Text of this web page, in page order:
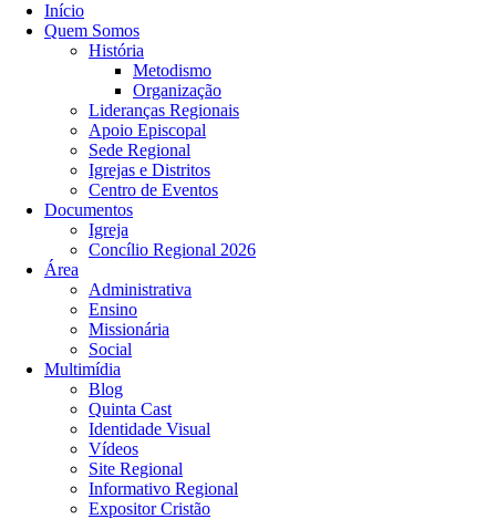
Início
Quem Somos
História
Metodismo
Organização
Lideranças Regionais
Apoio Episcopal
Sede Regional
Igrejas e Distritos
Centro de Eventos
Documentos
Igreja
Concílio Regional 2026
Área
Administrativa
Ensino
Missionária
Social
Multimídia
Blog
Quinta Cast
Identidade Visual
Vídeos
Site Regional
Informativo Regional
Expositor Cristão